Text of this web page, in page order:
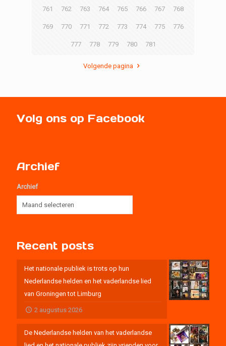
761 762 763 764 765 766 767 768
769 770 771 772 773 774 775 776
777 778 779 780 781
Volgende pagina
Volg ons op Facebook
Archief
Archief
Recent posts
Het nationale publiek is trots op hun
Nederlandse helden en het vaderlandse lied
van Groningen tot Limburg
2 augustus 2026
De Nederlandse helden van het vaderlandse